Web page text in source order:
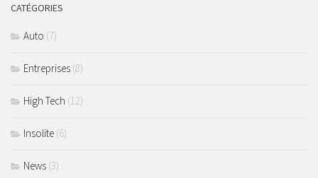
CATÉGORIES
Auto (7)
Entreprises (8)
High Tech (12)
Insolite (6)
News (3)